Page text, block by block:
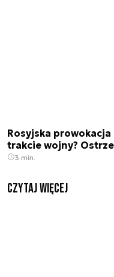
Rosyjska
trakcie wojny?
3 min.
czytaj więcej